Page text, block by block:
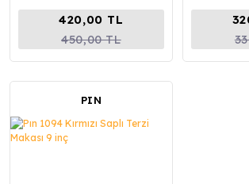
420,00 TL
450,00 TL
PIN